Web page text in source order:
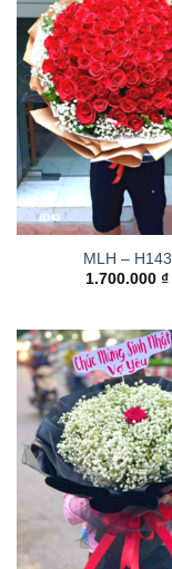
MLH – H143
1.700.000 ₫